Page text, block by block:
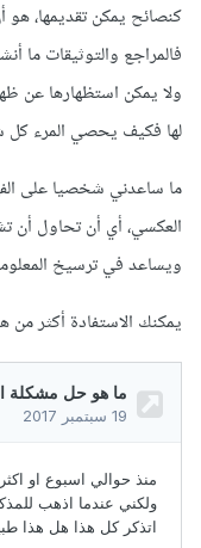
كنصائح يمكن تقديمها،
فالمراجع والتوثيقات ما
ولا يمكن استظهارها عن
لها فكيف يحصي المرء كل
ما ساعدني شخصيا على
العكسي، أي أن تحاول أن
ويساعد في ترسيخ
يمكنك الاستفادة أكثر من